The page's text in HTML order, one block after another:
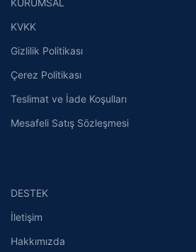
KURUMSAL
KVKK
Gizlilik Politikası
Çerez Politikası
Teslimat ve İade Koşulları
Mesafeli Satış Sözleşmesi
DESTEK
İletişim
Hakkımızda